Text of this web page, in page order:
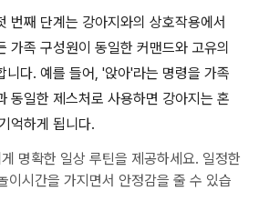
번째 단계는 강아지와의 상호작용에서
가족 구성원이 동일한 커맨드와 고유의
니다. 예를 들어, '앉아'라는 명령을 가족
동일한 제스처로 사용하면 강아지는 혼
억하게 됩니다.
명확한 일상 루틴을 제공하세요. 일정한
이시간을 가지면서 안정감을 줄 수 있습